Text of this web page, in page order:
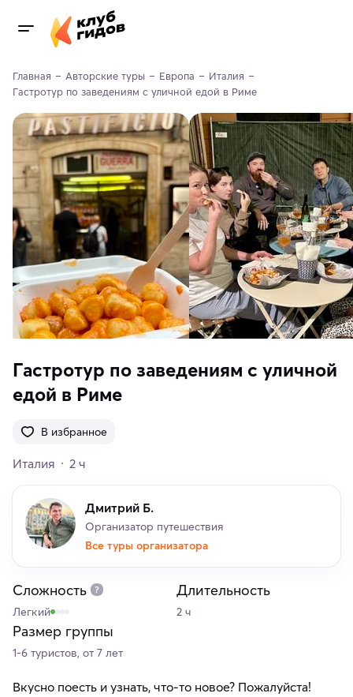
Главная Авторские туры Европа
Италия
Гастротур по заведениям с уличной едой в Риме
Гастротур по заведениям с уличной
едой в Риме
В избранное
Италия 2 ч
Дмитрий Б.
Организатор путешествия
Все туры организатора
Сложность
Легкий
Длительность
2 ч
Размер группы
1-6 туристов, от 7 лет
Вкусно поесть и узнать, что-то новое? Пожалуйста!